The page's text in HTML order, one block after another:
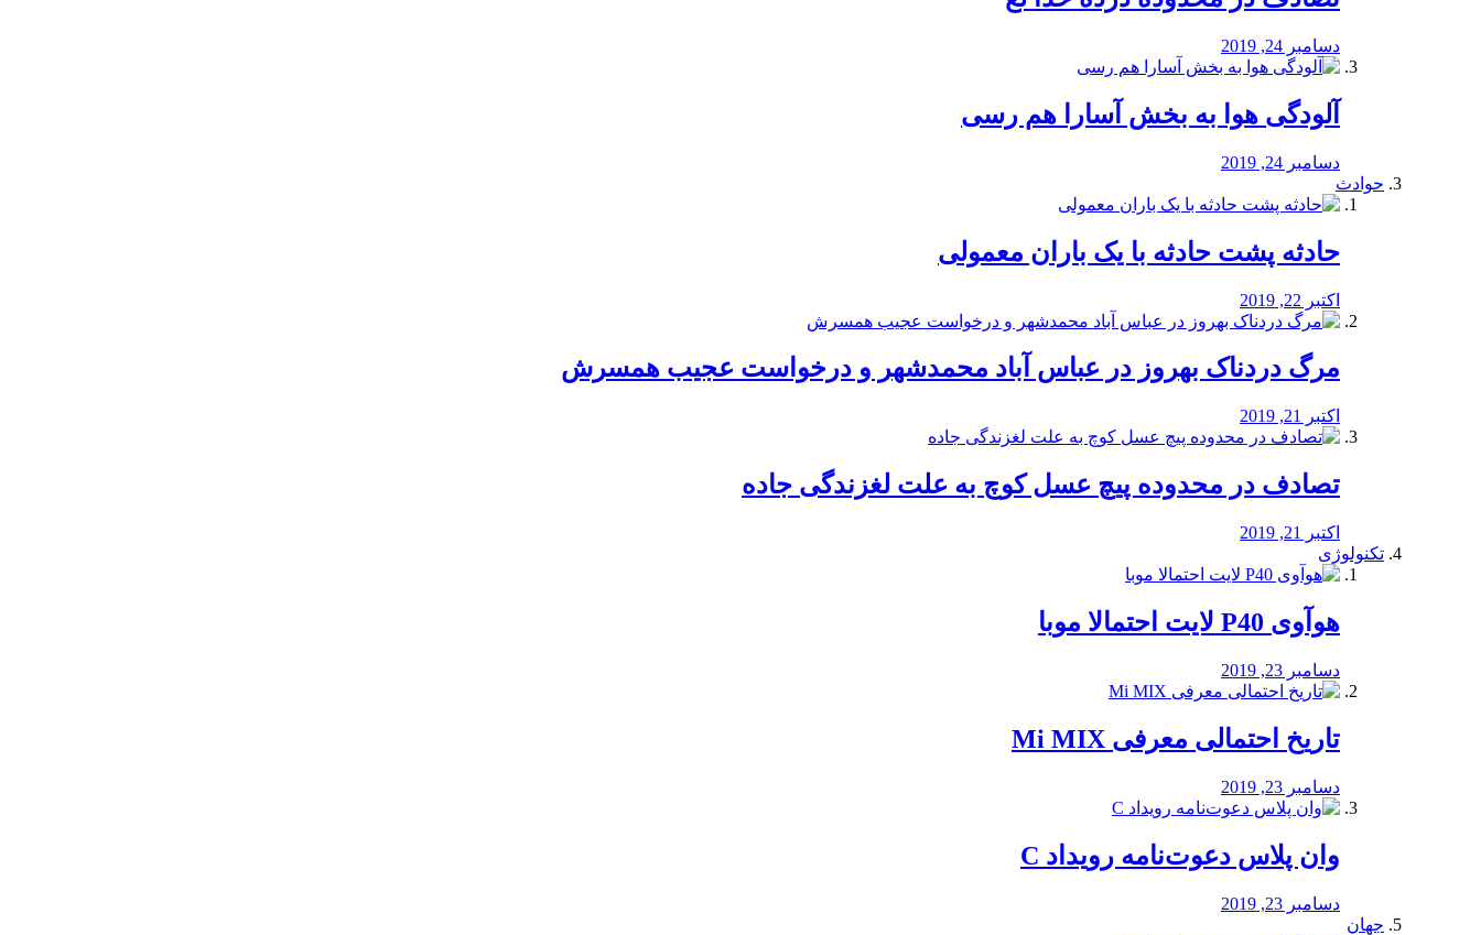
دسامبر 24, 2019
آلودگی هوا به بخش آسارا هم رسی
دسامبر 24, 2019
حوادث
️حادثه پشت حادثه با یک باران معمولی
اکتبر 22, 2019
مرگ دردناک بهروز در عباس آباد محمدشهر و درخواست عجیب همسرش
اکتبر 21, 2019
تصادف در محدوده پیچ عسل کوچ به علت لغزندگی جاده
اکتبر 21, 2019
تکنولوژی
هوآوی P40 لایت احتمالا موبا
دسامبر 23, 2019
تاریخ احتمالی معرفی Mi MIX
دسامبر 23, 2019
وان پلاس دعوت‌نامه رویداد C
دسامبر 23, 2019
جهان